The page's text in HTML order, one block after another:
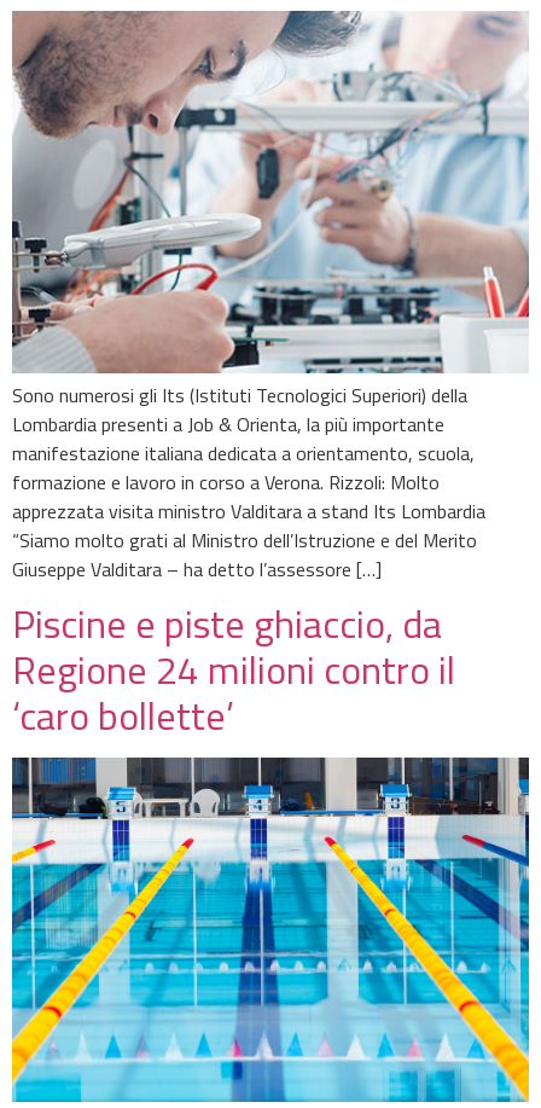
Sono numerosi gli Its (Istituti Tecnologici Superiori) della
Lombardia presenti a Job & Orienta, la più importante
manifestazione italiana dedicata a orientamento, scuola,
formazione e lavoro in corso a Verona. Rizzoli: Molto
apprezzata visita ministro Valditara a stand Its Lombardia
“Siamo molto grati al Ministro dell’Istruzione e del Merito
Giuseppe Valditara – ha detto l’assessore […]
Piscine e piste ghiaccio, da
Regione 24 milioni contro il
‘caro bollette’